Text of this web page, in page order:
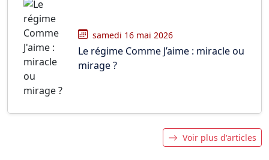
samedi 16 mai 2026
Le régime Comme J’aime : miracle ou
mirage ?
Voir plus d'articles